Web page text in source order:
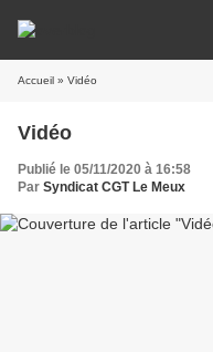
Accueil » Vidéo
Vidéo
Publié le 05/11/2020 à 16:58
Par Syndicat CGT Le Meux